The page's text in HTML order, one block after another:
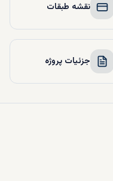
نقشه طبقات
جزئیات پروژه